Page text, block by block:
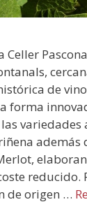
Celler
de
forma
variedades
además
reducido.
de origen …